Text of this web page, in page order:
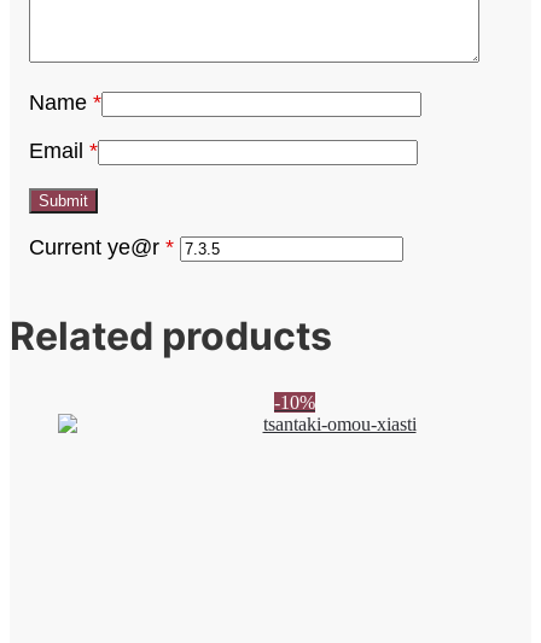
Name *
Email *
Current ye@r *
Related products
-10%